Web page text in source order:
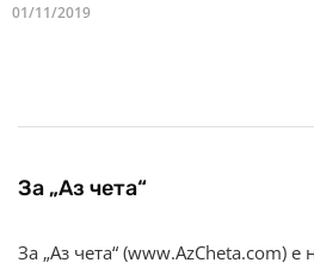
01/11/2019
За „Аз чета“
За „Аз чета“ (www.AzCheta.com) е